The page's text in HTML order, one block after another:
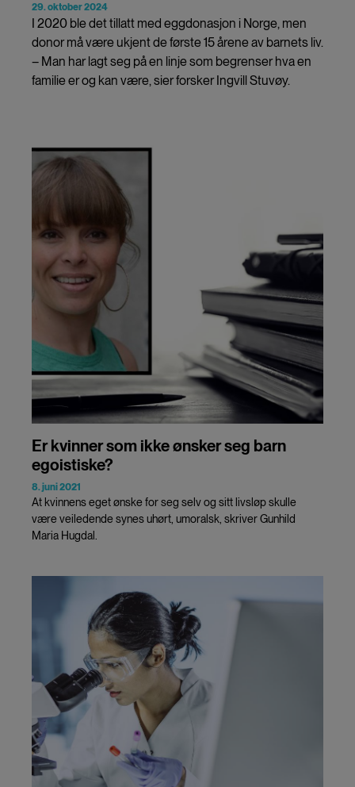
29. oktober 2024
I 2020 ble det tillatt med eggdonasjon i Norge, men
donor må være ukjent de første 15 årene av barnets liv.
– Man har lagt seg på en linje som begrenser hva en
familie er og kan være, sier forsker Ingvill Stuvøy.
Er kvinner som ikke ønsker seg barn
egoistiske?
8. juni 2021
At kvinnens eget ønske for seg selv og sitt livsløp skulle
være veiledende synes uhørt, umoralsk, skriver Gunhild
Maria Hugdal.